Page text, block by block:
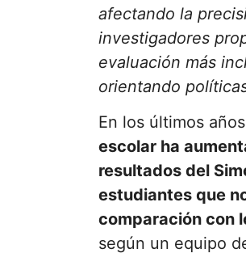
afectando la
investigadores
evaluación más
orientando
En los últimos
escolar ha
resultados del
estudiantes que
comparación con
según un equipo